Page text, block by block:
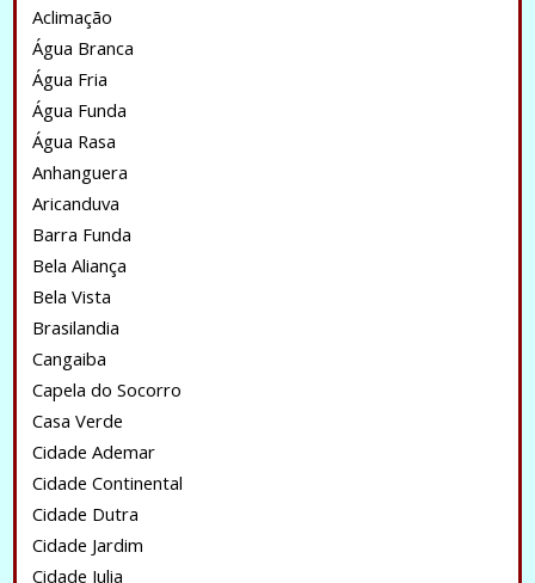
Aclimação
Água Branca
Água Fria
Água Funda
Água Rasa
Anhanguera
Aricanduva
Barra Funda
Bela Aliança
Bela Vista
Brasilandia
Cangaiba
Capela do Socorro
Casa Verde
Cidade Ademar
Cidade Continental
Cidade Dutra
Cidade Jardim
Cidade Julia